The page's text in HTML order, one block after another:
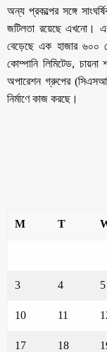
অন্য প্রকল্পের সঙ্গে
জটিলতা রয়েছে এখনো।
বেড়েছে এক হাজার ৬০০
কোম্পানি লিমিটেড,
অপারেশন গ্রুপের
নির্মাণে কাজ করছে।
M T
3 4 5
10 11
17 18